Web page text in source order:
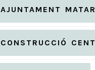
AJUNTAMENT
CONSTRUCCIÓ